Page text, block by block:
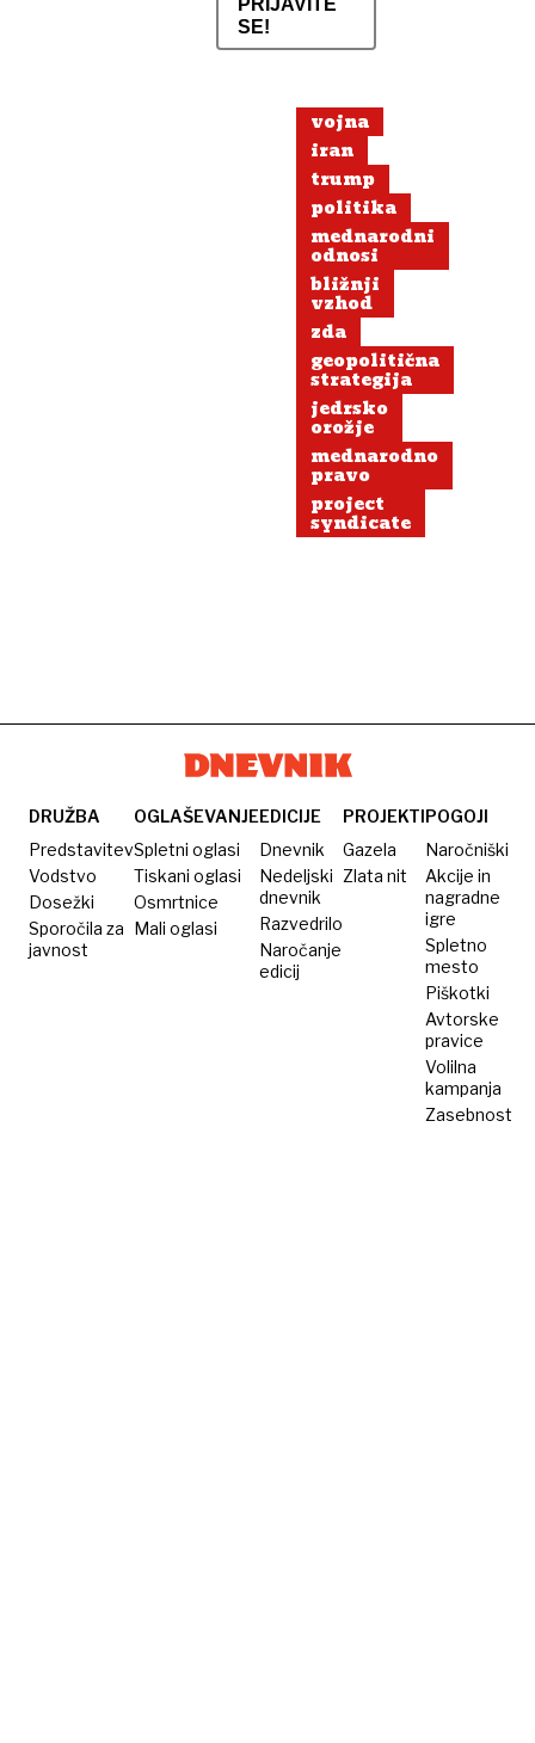
PRIJAVITE
SE!
vojna
iran
trump
politika
mednarodni
odnosi
bližnji
vzhod
zda
geopolitična
strategija
jedrsko
orožje
mednarodno
pravo
project
syndicate
DRUŽBA
Predstavitev
Vodstvo
Dosežki
Sporočila za
javnost
OGLAŠEVANJE
Spletni oglasi
Tiskani oglasi
Osmrtnice
Mali oglasi
EDICIJE
Dnevnik
Nedeljski
dnevnik
Razvedrilo
Naročanje
edicij
PROJEKTI
Gazela
Zlata nit
POGOJI
Naročniški
Akcije in
nagradne
igre
Spletno
mesto
Piškotki
Avtorske
pravice
Volilna
kampanja
Zasebnost